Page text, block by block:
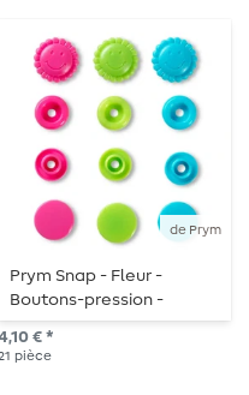
de Prym
Prym Snap - Fleur -
Boutons-pression -
turquoise/vert/rose - 21
pièces
€ *
pièce